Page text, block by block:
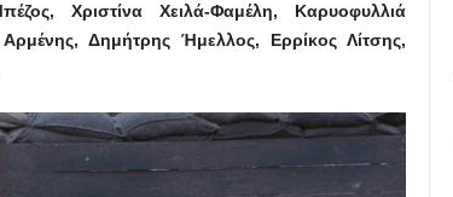
Χριστίνα Χειλά-Φαμέλη, Καρυοφυλλιά
Δημήτρης Ήμελλος, Ερρίκος Λίτσης,